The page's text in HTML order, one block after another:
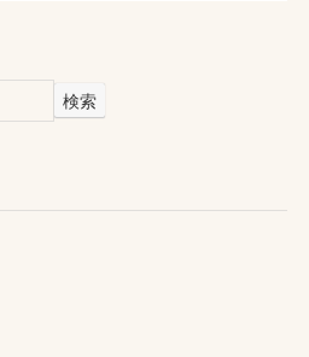
検索